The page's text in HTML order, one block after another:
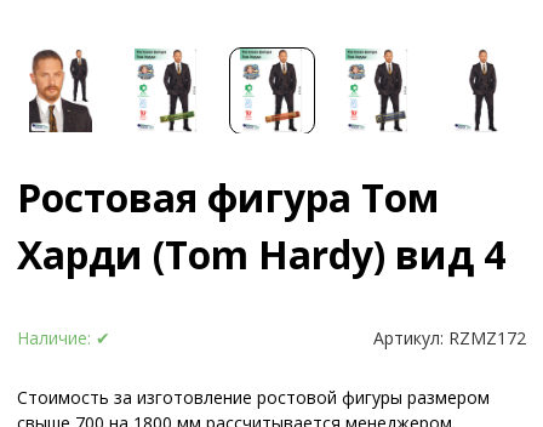
Ростовая фигура Том
Харди (Tom Hardy) вид 4
Наличие: ✔ Артикул: RZMZ172
Стоимость за изготовление ростовой фигуры размером